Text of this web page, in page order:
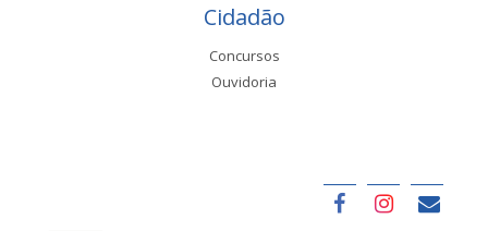
Cidadão
Concursos
Ouvidoria